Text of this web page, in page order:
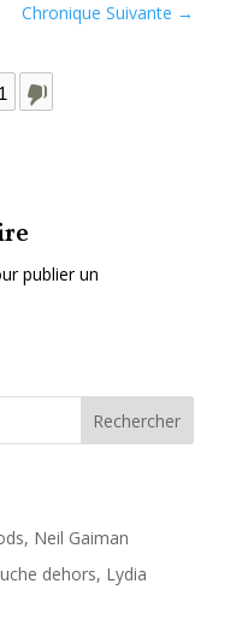
Chronique Suivante →
1
publier un
Rechercher
Neil Gaiman
dehors, Lydia